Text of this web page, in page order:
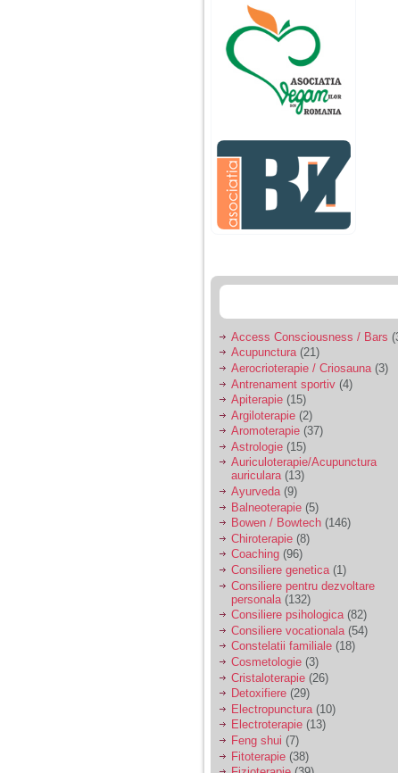
ani, privind in urma
realizez cat de multe
greseli am facut in
educatia si cresterea
ei, am fost o mama
egoista, preocupata
de implinirea
profesionala, cand ea
era mica am neglijat-
agresiva, orice
greseala era taxata cu
o palma sau pedepse.
De 4 ani am o relatie
serioasa cu un barbat
sa se manifeste o
Ma aflu aici pentru ca
vreau sa stiu daca am
nevoie de un psiholog
sau psihiatru.
Sunt casatorita, am
31 de ani si un copil in
varsta de 2 ani care
mi-e lumina ochilor.
De ceva timp simt ca
mi s-a adunat
oboseala, o oboseala
cronica de care nu pot
scapa si simt ca din
cauza ei nu pot
controla nervii si
cateodata are copilul
de suferit.
Am o bariera peste
care nu pot trece:
prietena mea a ramas
insarcinata cu o fata.
Am fost de comun
acord sa facem un
copil, cu gandul ca e
baiat.
Access Consciousness / Bars
Acupunctura(21)
Aerocrioterapie / Criosauna (3)
Antrenament sportiv (4)
Apiterapie (15)
Argiloterapie (2)
Aromoterapie (37)
Astrologie (15)
Auriculoterapie/Acupunctura
auriculara(13)
Ayurveda(9)
Balneoterapie (5)
Bowen / Bowtech (146)
Chiroterapie (8)
Coaching (96)
Consiliere genetica(1)
Consiliere pentru dezvoltare
personala (132)
Consiliere psihologica(82)
Consiliere vocationala (54)
Constelatii familiale (18)
Cosmetologie (3)
Cristaloterapie (26)
Detoxifiere (29)
Electropunctura (10)
Electroterapie (13)
Feng shui (7)
Fitoterapie (38)